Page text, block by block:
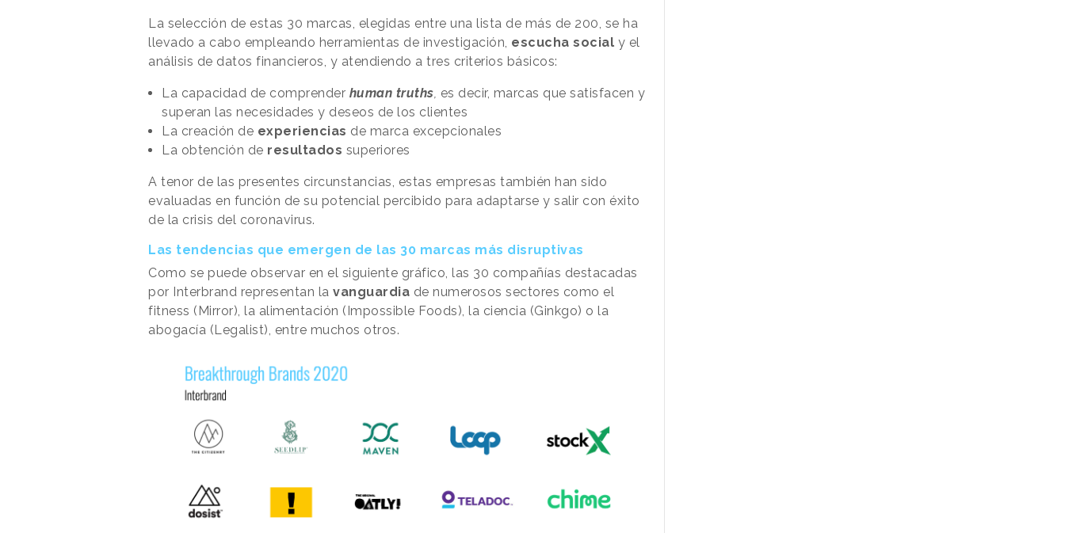
La selección de estas 30 marcas, elegidas entre una lista de más de 200, se ha
llevado a cabo empleando herramientas de investigación, escucha social y el
análisis de datos financieros, y atendiendo a tres criterios básicos:
La capacidad de comprender human truths es decir, marcas que satisfacen y
superan las necesidades y deseos de los clientes
La creación de experiencias de marca excepcionales
La obtención de resultados superiores
A tenor de las presentes circunstancias, estas empresas también han sido
evaluadas en función de su potencial percibido para adaptarse y salir con éxito
de la crisis del coronavirus.
Las tendencias que emergen de las 30 marcas más disruptivas
Como se puede observar en el siguiente gráfico, las 30 compañías destacadas
por Interbrand representan la vanguardia de numerosos sectores como el
fitness (Mirror), la alimentación (Impossible Foods), la ciencia (Ginkgo) o la
abogacía (Legalist), entre muchos otros.